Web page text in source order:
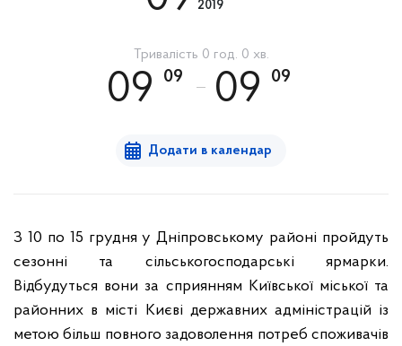
2019
Тривалість 0 год. 0 хв.
09 09 09 09
Додати в календар
З 10 по 15 грудня у Дніпровському районі пройдуть
сезонні та сільськогосподарські ярмарки.
Відбудуться вони за сприянням Київської міської та
районних в місті Києві державних адміністрацій із
метою більш повного задоволення потреб споживачів